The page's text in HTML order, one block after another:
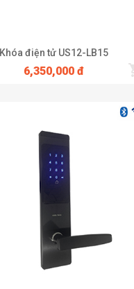
Khóa điện tử US12-LB15
6,350,000 đ